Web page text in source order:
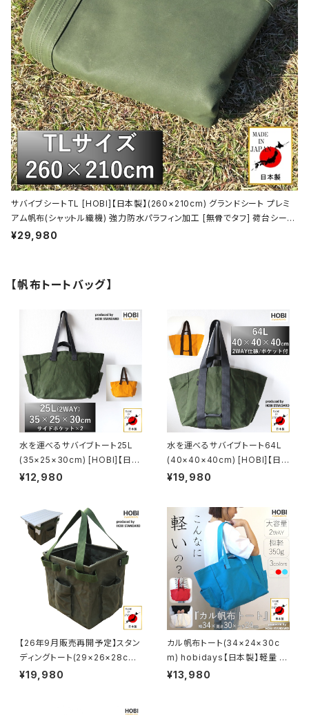
サバイブシートTL [HOBI]【日本製】(260×210cm) グランドシート プレミ
アム帆布(シャットル織機) 強力防水パラフィン加工 [無骨でタフ] 荷台シート
２号 トラックシート 軽トラ 厚手 マルチシート 頑丈真鍮ハトメ×16 陣幕 キャ
¥29,980
【帆布トートバッグ】
水を運べるサバイブトート25L
(35×25×30cm) [HOBI]【日本
製】プレミアム帆布(シャットル織
厚手大容量トートバッグ メンズ
レディース サスティナブル エコ
薪 ログキャリー ツールボックス
コンテナ 収納 ソロ キャンプ ア
ウトドア レジャー コンパクト 軽
量 鞄 包 bag かばん カジュア
ル キャンバス A4 オシャレ おし
ゃれ [MADE IN JAPAN]
¥12,980
水を運べるサバイブトート64L
(40×40×40cm) [HOBI]【日
本製】プレミアム帆布(シャットル
行 出張 機内持込 トートバッグ
メンズ レディース サスティナブ
ル エコ ログキャリー ツールボッ
クス コンテナ 収納 ソロ キャン
プ アウトドア レジャー コンパク
ト 軽量 鞄 包 bag かばん カジ
ュアル キャンバス A3 オシャレ
おしゃれ [MADE IN JAPAN]
¥19,980
【26年9月販売再開予定】スタン
ディングトート(29×26×28cm)
【日本製】[HOBI] 上質帆布(粗
¥19,980
カル帆布トート(34×24×30c
m) hobidays【日本製】軽量 大
容量 トートバッグ キャンプ女子
¥13,980